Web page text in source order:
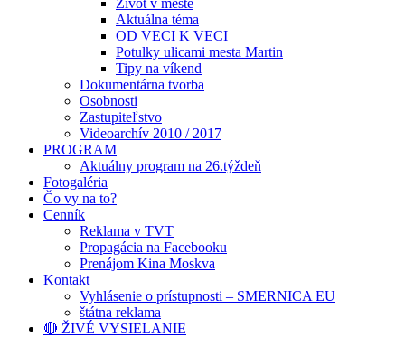
Život v meste
Aktuálna téma
OD VECI K VECI
Potulky ulicami mesta Martin
Tipy na víkend
Dokumentárna tvorba
Osobnosti
Zastupiteľstvo
Videoarchív 2010 / 2017
PROGRAM
Aktuálny program na 26.týždeň
Fotogaléria
Čo vy na to?
Cenník
Reklama v TVT
Propagácia na Facebooku
Prenájom Kina Moskva
Kontakt
Vyhlásenie o prístupnosti – SMERNICA EU
štátna reklama
🔴 ŽIVÉ VYSIELANIE